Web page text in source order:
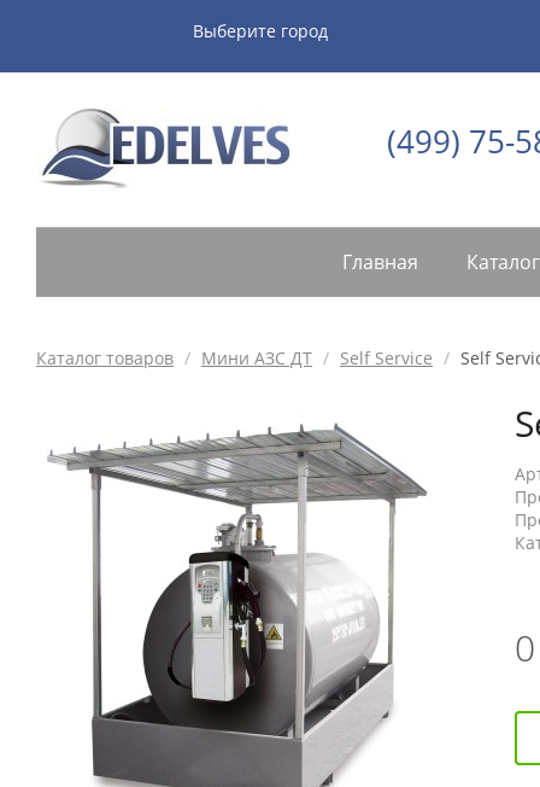
Выберите город
(499) 75-
Главная
Каталог товаров / Мини АЗС ДТ / Self Service / Self